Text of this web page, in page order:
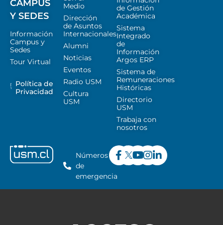
CAMPUS
Y SEDES
Información
Campus y
Sedes
Tour Virtual
Política de
Privacidad
Medio
Dirección
de Asuntos
Internacionales
Alumni
Noticias
Eventos
Radio USM
Cultura
USM
de Gestión
Académica
Sistema
Integrado
de
Información
Argos ERP
Sistema de
Remuneraciones
Históricas
Directorio
USM
Trabaja con
nosotros
Números
de
emergencia